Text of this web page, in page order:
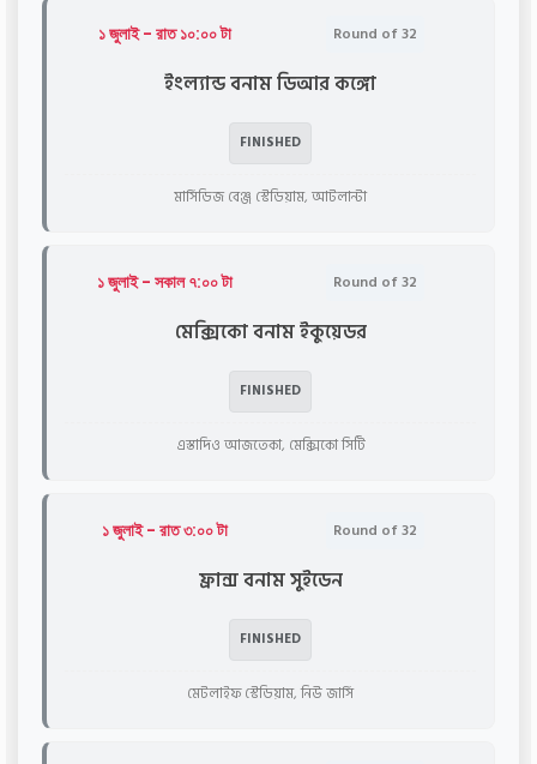
১ জুলাই - রাত ১০:০০ টা Round of 32
ইংল্যান্ড বনাম ডিআর কঙ্গো
FINISHED
মার্সিডিজ বেঞ্জ স্টেডিয়াম, আটলান্টা
১ জুলাই - সকাল ৭:০০ টা Round of 32
মেক্সিকো বনাম ইকুয়েডর
FINISHED
এস্তাদিও আজতেকা, মেক্সিকো সিটি
১ জুলাই - রাত ৩:০০ টা Round of 32
ফ্রান্স বনাম সুইডেন
FINISHED
মেটলাইফ স্টেডিয়াম, নিউ জার্সি